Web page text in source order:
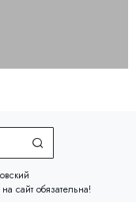
сайтобязательна!